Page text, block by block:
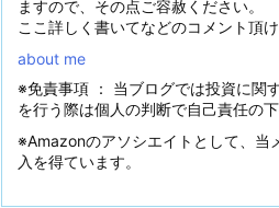
ますので、その点ご容赦ください。
ここ詳しく書いてなどのコメント頂
about me
※免責事項 ： 当ブログでは投資に関
を行う際は個人の判断で自己責任の
※Amazonのアソシエイトとして、当
入を得ています。